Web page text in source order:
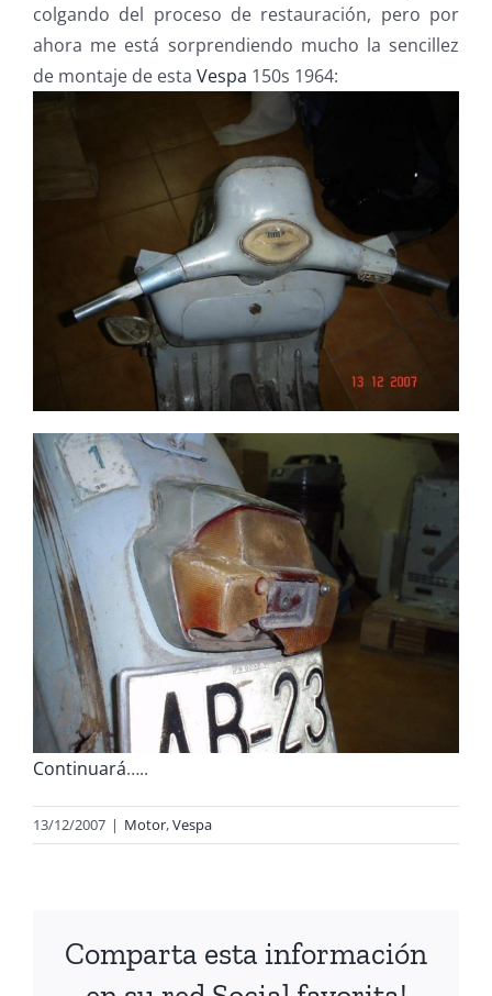
colgando del proceso de restauración, pero por
ahora me está sorprendiendo mucho la sencillez
de montaje de esta Vespa 150s 1964:
Continuará…..
13/12/2007 | Motor,Vespa
Comparta esta información